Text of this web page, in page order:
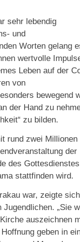
sehr lebendig
und
Worten gelang
wertvolle
Leben auf der
von
bewegend
der Hand zu
zu bilden.
rund zwei Millionen
der
des
stattfinden wird.
war, zeigte
„Sie
auszeichnen
geben in